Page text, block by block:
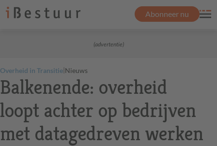
Abonneer nu
(advertentie)
Overheid in Transitie|Nieuws
Balkenende: overheid
loopt achter op bedrijven
met datagedreven werken